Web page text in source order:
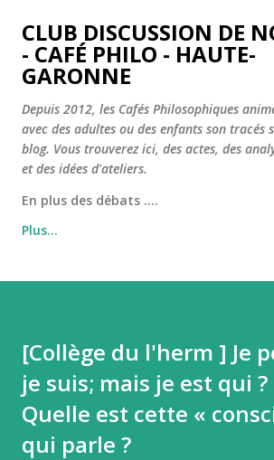
CLUB DISCUSSION DE
- CAFÉ PHILO - HAUTE-
GARONNE
Depuis 2012, les Cafés Philosophiques
avec des adultes ou des enfants son tracés
blog. Vous trouverez ici, des actes, des
et des idées d'ateliers.
En plus des débats ....
Plus…
[Collège du l'herm ] Je
je suis; mais je est qui ?
Quelle est cette «
qui parle ?